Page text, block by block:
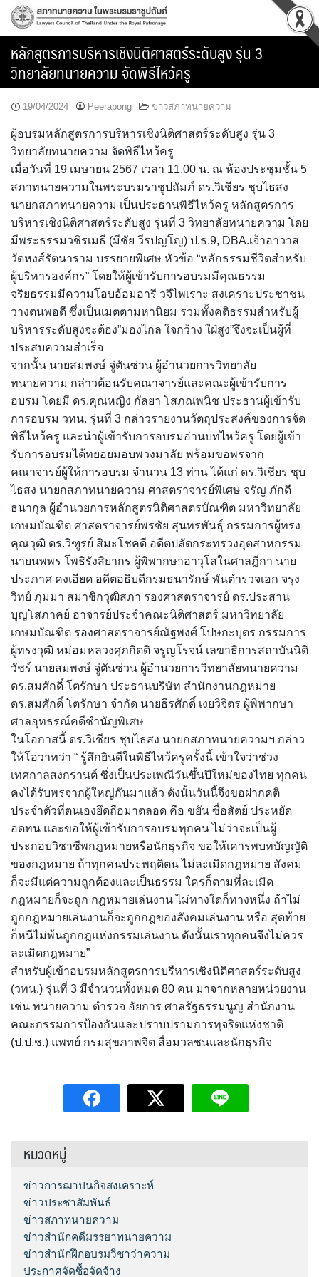
Skip
content
หลักสูตรการบริหารเชิงนิติศาสตร์ระดับสูง รุ่น 3
วิทยาลัยทนายความ จัดพิธีไหว้ครู
19/04/2024 Peerapong ข่าวสภาทนายความ
ผู้อบรมหลักสูตรการบริหารเชิงนิติศาสตร์ระดับสูง รุ่น 3
วิทยาลัยทนายความ จัดพิธีไหว้ครู
เมื่อวันที่ 19 เมษายน 2567 เวลา 11.00 น. ณ ห้องประชุมชั้น 5
สภาทนายความในพระบรมราชูปถัมภ์ ดร.วิเชียร ชุบไธสง
นายกสภาทนายความ เป็นประธานพิธีไหว้ครู หลักสูตรการ
บริหารเชิงนิติศาสตร์ระดับสูง รุ่นที่ 3 วิทยาลัยทนายความ โดย
มีพระธรรมวชิรเมธี (มีชัย วีรปญโญ) ป.ธ.9, DBA.เจ้าอาวาส
วัดหงส์รัตนาราม บรรยายพิเศษ หัวข้อ “หลักธรรมชีวิตสำหรับ
ผู้บริหารองค์กร” โดยให้ผู้เข้ารับการอบรมมีคุณธรรม
จริยธรรมมีความโอบอ้อมอารี วจีไพเราะ สงเคราะประชาชน
วางตนพอดี ซึ่งเป็นเมตตามหานิยม รวมทั้งคติธรรมสำหรับผู้
บริหารระดับสูงจะต้อง”มองไกล ใจกว้าง ใฝ่สูง”จึงจะเป็นผู้ที่
ประสบความสำเร็จ
จากนั้น นายสมพงษ์ จู่ตันซ่วน ผู้อำนวยการวิทยาลัย
ทนายความ กล่าวต้อนรับคณาจารย์และคณะผู้เข้ารับการ
อบรม โดยมี ดร.คุณหญิง กัลยา โสภณพนิช ประธานผู้เข้ารับ
การอบรม วทน. รุ่นที่ 3 กล่าวรายงานวัตถุประสงค์ของการจัด
พิธีไหว้ครู และนำผู้เข้ารับการอบรมอ่านบทไหว้ครู โดยผู้เข้า
รับการอบรมได้ทยอยมอบพวงมาลัย พร้อมขอพรจาก
คณาจารย์ผู้ให้การอบรม จำนวน 13 ท่าน ได้แก่ ดร.วิเชียร ชุบ
ไธสง นายกสภาทนายความ ศาสตราจารย์พิเศษ จรัญ ภักดี
ธนากุล ผู้อำนวยการหลักสูตรนิติศาสตรบัณฑิต มหาวิทยาลัย
เกษมบัณฑิต ศาสตราจารย์พรชัย สุนทรพันธุ์ กรรมการผู้ทรง
คุณวุฒิ ดร.วิฑูรย์ สิมะโชคดี อดีตปลัดกระทรวงอุตสาหกรรม
นายนพพร โพธิรังสิยากร ผู้พิพากษาอาวุโสในศาลฎีกา นาย
ประภาศ คงเอียด อดีตอธิบดีกรมธนารักษ์ พันตำรวจเอก จรุง
วิทย์ ภุมมา สมาชิกวุฒิสภา รองศาสตราจารย์ ดร.ประสาน
บุญโสภาคย์ อาจารย์ประจำคณะนิติศาสตร์ มหาวิทยาลัย
เกษมบัณฑิต รองศาสตราจารย์ณัฐพงศ์ โปษกะบุตร กรรมการ
ผู้ทรงวุฒิ หม่อมหลวงศุภกิตติ จรูญโรจน์ เลขาธิการสถาบันนิติ
วัชร์ นายสมพงษ์ จู่ตันซ่วน ผู้อำนวยการวิทยาลัยทนายความ
ดร.สมศักดิ์ โตรักษา ประธานบริษัท สำนักงานกฎหมาย
ดร.สมศักดิ์ โตรักษา จำกัด นายธีรศักดิ์ เงยวิจิตร ผู้พิพากษา
ศาลอุทธรณ์คดีชำนัญพิเศษ
ในโอกาสนี้ ดร.วิเชียร ชุบไธสง นายกสภาทนายความฯ กล่าว
ให้โอวาทว่า “ รู้สึกยินดีในพิธีไหว้ครูครั้งนี้ เข้าใจว่าช่วง
เทศกาลสงกรานต์ ซึ่งเป็นประเพณีวันขึ้นปีใหม่ของไทย ทุกคน
คงได้รับพรจากผู้ใหญ่กันมาแล้ว ดังนั้นวันนี้จึงขอฝากคติ
ประจำตัวที่ตนเองยึดถือมาตลอด คือ ขยัน ซื่อสัตย์ ประหยัด
อดทน และขอให้ผู้เข้ารับการอบรมทุกคน ไม่ว่าจะเป็นผู้
ประกอบวิชาชีพกฎหมายหรือนักธุรกิจ ขอให้เคารพบทบัญญัติ
ของกฎหมาย ถ้าทุกคนประพฤติตน ไม่ละเมิดกฎหมาย สังคม
ก็จะมีแต่ความถูกต้องและเป็นธรรม ใครก็ตามที่ละเมิด
กฎหมายก็จะถูก กฎหมายเล่นงาน ไม่ทางใดก็ทางหนึ่ง ถ้าไม่
ถูกกฎหมายเล่นงานก็จะถูกกฎของสังคมเล่นงาน หรือ สุดท้าย
ก็หนีไม่พ้นถูกกฎแห่งกรรมเล่นงาน ดังนั้นเราทุกคนจึงไม่ควร
ละเมิดกฎหมาย”
สำหรับผู้เข้าอบรมหลักสูตรการบรืหารเชิงนิติศาสตร์ระดับสูง
(วทน.) รุ่นที่ 3 มีจำนวนทั้งหมด 80 คน มาจากหลายหน่วยงาน
เช่น ทนายความ ตำรวจ อัยการ ศาลรัฐธรรมนูญ สำนักงาน
คณะกรรมการป้องกันและปราบปรามการทุจริตแห่งชาติ
(ป.ป.ช.) แพทย์ กรมสุขภาพจิต สื่อมวลชนและนักธุรกิจ
หมวดหมู่
ข่าวการฌาปนกิจสงเคราะห์
ข่าวประชาสัมพันธ์
ข่าวสภาทนายความ
ข่าวสำนักคดีมรรยาทนายความ
ข่าวสำนักฝึกอบรมวิชาว่าความ
ประกาศจัดซื้อจัดจ้าง